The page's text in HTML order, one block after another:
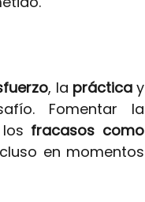
, la práctica y
Fomentar la
fracasos como
en momentos